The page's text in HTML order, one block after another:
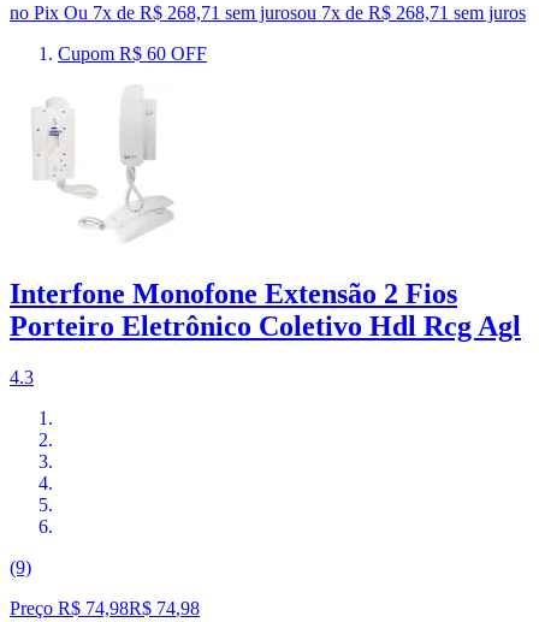
no Pix Ou 7x de R$ 268,71 sem jurosou 7x de R$ 268,71 sem juros
Cupom R$ 60 OFF
Interfone Monofone Extensão 2 Fios
Porteiro Eletrônico Coletivo Hdl Rcg Agl
4.3
(9)
Preço R$ 74,98R$ 74,98